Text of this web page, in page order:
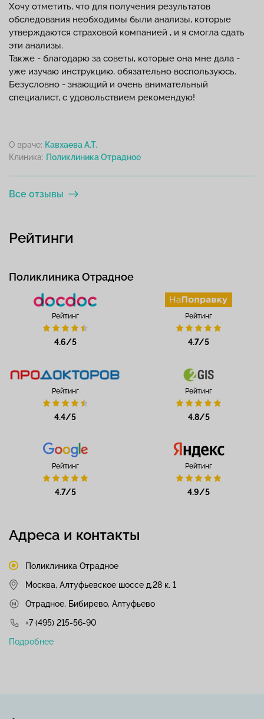
Хочу отметить, что для получения результатов
обследования необходимы были анализы, которые
утверждаются страховой компанией , и я смогла сдать
эти анализы.
Также - благодарю за советы, которые она мне дала -
уже изучаю инструкцию, обязательно воспользуюсь.
Безусловно - знающий и очень внимательный
специалист, с удовольствием рекомендую!
О враче: Кавхаева А.Т.
Клиника:
Все отзывы
Рейтинги
Поликлиника Отрадное
Рейтинг
4.6/5
Рейтинг
4.7/5
Рейтинг
4.4/5
Рейтинг
4.8/5
Рейтинг
4.7/5
Рейтинг
4.9/5
Адреса и контакты
Поликлиника Отрадное
Москва, Алтуфьевское шоссе д.28 к. 1
Отрадное, Бибирево, Алтуфьево
+7 (495) 215-56-90
Подробнее